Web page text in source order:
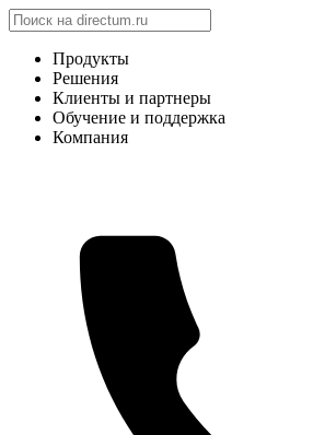
Продукты
Решения
Клиенты и партнеры
Обучение и поддержка
Компания